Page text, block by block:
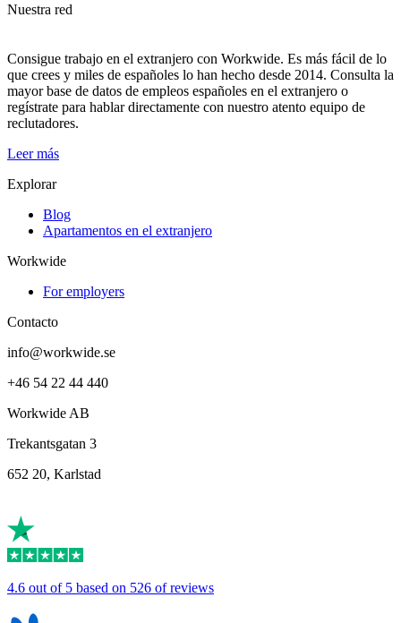
Nuestra red
Consigue trabajo en el extranjero con Workwide. Es más fácil de lo
que crees y miles de españoles lo han hecho desde 2014. Consulta la
mayor base de datos de empleos españoles en el extranjero o
regístrate para hablar directamente con nuestro atento equipo de
reclutadores.
Leer más
Explorar
Blog
Apartamentos en el extranjero
Workwide
For employers
Contacto
info@workwide.se
+46 54 22 44 440
Workwide AB
Trekantsgatan 3
652 20, Karlstad
4.6 out of 5 based on 526 of reviews